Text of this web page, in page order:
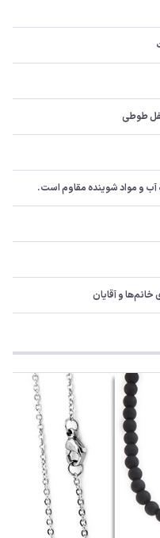
آب و مواد شوینده مقاوم است.
آقایان